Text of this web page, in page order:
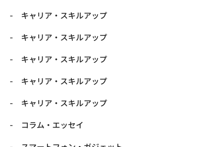
キャリア・スキルアップ
キャリア・スキルアップ
キャリア・スキルアップ
キャリア・スキルアップ
キャリア・スキルアップ
コラム・エッセイ